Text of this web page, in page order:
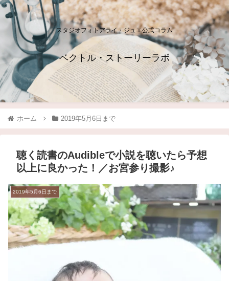
スタジオフォトアライ・ジュエ公式コラム
ベクトル・ストーリーラボ
ホーム 2019年5月6日まで
聴く読書のAudibleで小説を聴いたら予想
以上に良かった！／お宮参り撮影♪
2019年5月6日まで